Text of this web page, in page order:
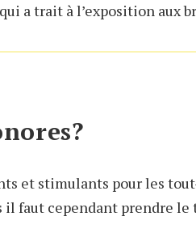
a trait à l’exposition aux
et stimulants pour les
il faut cependant prendre le